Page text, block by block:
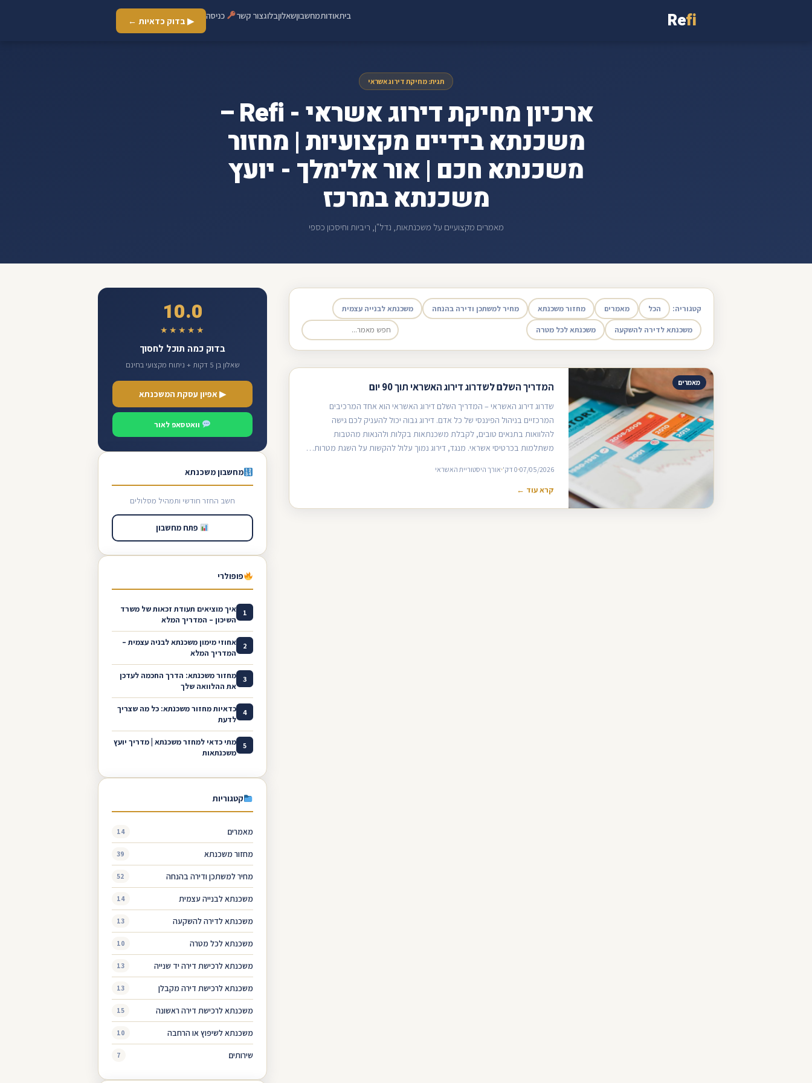
Refi ביתאודותמחשבוןשאלוןבלוגצור קשר כניסה ▶ בדוק כדאיות ←
תגית: מחיקת דירוג אשראי
ארכיון מחיקת דירוג אשראי - Refi –
משכנתא בידיים מקצועיות | מחזור
משכנתא חכם | אור אלימלך - יועץ
משכנתא במרכז
מאמרים מקצועיים על משכנתאות, נדל"ן, ריביות וחיסכון כספי
קטגוריה: הכל מאמרים מחזור משכנתא מחיר למשתכן ודירה בהנחה משכנתא לבנייה עצמית
משכנתא לדירה להשקעה משכנתא לכל מטרה
מאמרים המדריך השלם לשדרוג דירוג האשראי תוך 90 יום
שדרוג דירוג האשראי – המדריך השלם דירוג האשראי הוא אחד המרכיבים
המרכזיים בניהול הפיננסי של כל אדם. דירוג גבוה יכול להעניק לכם גישה
להלוואות בתנאים טובים, לקבלת משכנתאות בקלות ולהנאות מהטבות
משתלמות בכרטיסי אשראי. מנגד, דירוג נמוך עלול להקשות על השגת מטרות…
07/05/2026 0 דק' אורך היסטוריית האשראי
קרא עוד ←
10.0
★★★★★
בדוק כמה תוכל לחסוך
שאלון בן 5 דקות + ניתוח מקצועי בחינם
▶ אפיון עסקת המשכנתא
וואטסאפ לאור
מחשבון משכנתא
חשב החזר חודשי ותמהיל מסלולים
פתח מחשבון
פופולרי
1
איך מוציאים תעודת זכאות של משרד
השיכון – המדריך המלא
2
אחוזי מימון משכנתא לבניה עצמית –
המדריך המלא
3
מחזור משכנתא: הדרך החכמה לעדכן
את ההלוואה שלך
4
כדאיות מחזור משכנתא: כל מה שצריך
לדעת
5
מתי כדאי למחזר משכנתא | מדריך יועץ
משכנתאות
קטגוריות
מאמרים 14
מחזור משכנתא 39
מחיר למשתכן ודירה בהנחה 52
משכנתא לבנייה עצמית 14
משכנתא לדירה להשקעה 13
משכנתא לכל מטרה 10
משכנתא לרכישת דירה יד שנייה 13
משכנתא לרכישת דירה מקבלן 13
משכנתא לרכישת דירה ראשונה 15
משכנתא לשיפוץ או הרחבה 10
שירותים 7